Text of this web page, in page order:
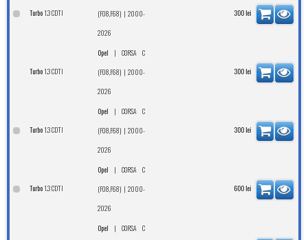
Turbo 1.3 CDTI
(F08,F68) | 2000-
2026
300 lei
Turbo 1.3 CDTI
Opel |CORSA C
(F08,F68) | 2000-
2026
300 lei
Turbo 1.3 CDTI
Opel |CORSA C
(F08,F68) | 2000-
2026
300 lei
Turbo 1.3 CDTI
Opel |CORSA C
(F08,F68) | 2000-
2026
600 lei
Opel |CORSA C